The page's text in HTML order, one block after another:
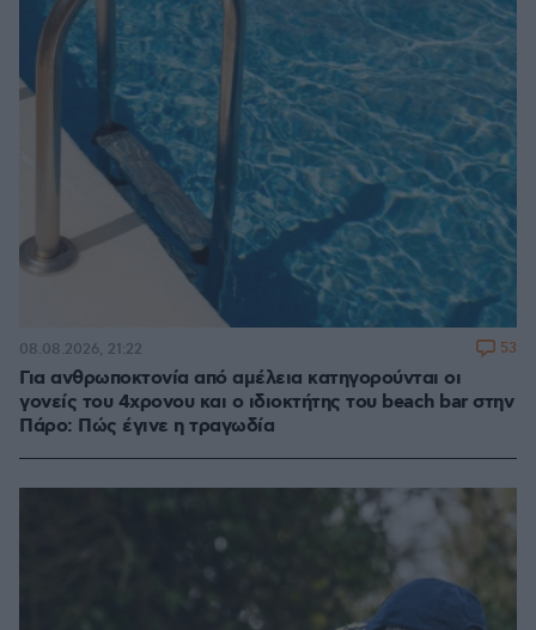
Για ανθρωποκτονία από αμέλεια κατηγορούνται οι
γονείς του 4χρονου και ο ιδιοκτήτης του beach bar στην
Πάρο: Πώς έγινε η τραγωδία
08.08.2026, 21:22 53